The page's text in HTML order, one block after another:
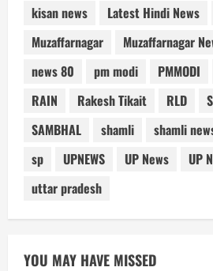
kisan news
Latest Hindi News
Muzaffarnagar
Muzaffarnagar
news 80
pm modi PMMODI
RAIN
Rakesh Tikait RLD
SAMBHAL
shamli shamli
sp
UPNEWS UP News
UP
uttar pradesh
YOU MAY HAVE MISSED